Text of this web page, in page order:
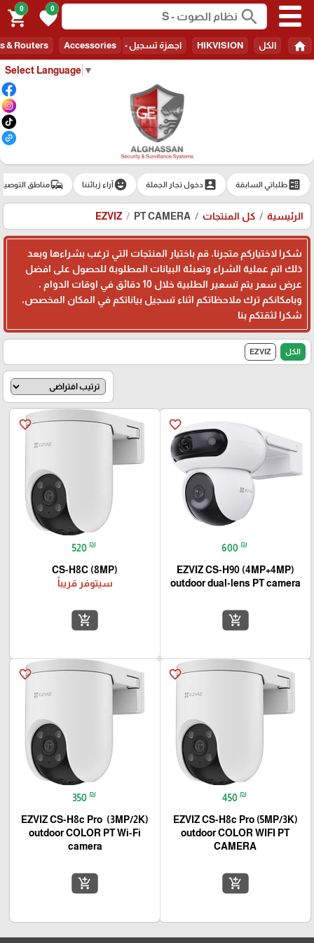
Select Language ▼
search
0
favorite
0
shopping_cart
home الكل HIKVISION اجهزة تسجيل - Recorders & Routers Accessories
ballotطلباتي السابقة account_boxدخول تجار الجملة emoji_emotionsآراء زبائننا commuteمناطق
الرئيسية كل المنتجات EZVIZ PT CAMERA
شكرا لاختياركم متجرنا، قم باختيار المنتجات التي ترغب بشراءها وبعد
ذلك اتم عملية الشراء وتعبئة البيانات المطلوبة للحصول على افضل
عرض سعر يتم تسعير الطلبية خلال 10 دقائق في اوقات الدوام ،
وبامكانكم ترك ملاحظاتكم اثناء تسجيل بياناتكم في المكان المخصص،
شكرا لثقتكم بنا
الكل EZVIZ
favorite_border
600 ₪
EZVIZ CS-H90 (4MP+4MP)
outdoor dual-lens PT camera
add_shopping_cart
favorite_border
520 ₪
CS-H8C (8MP)
سيتوفر قريباً
add_shopping_cart
favorite_border
450 ₪
EZVIZ CS-H8c Pro (5MP/3K)
outdoor COLOR WIFI PT
CAMERA
add_shopping_cart
favorite_border
350 ₪
EZVIZ CS-H8c Pro (3MP/2K)
outdoor COLOR PT Wi-Fi
camera
add_shopping_cart